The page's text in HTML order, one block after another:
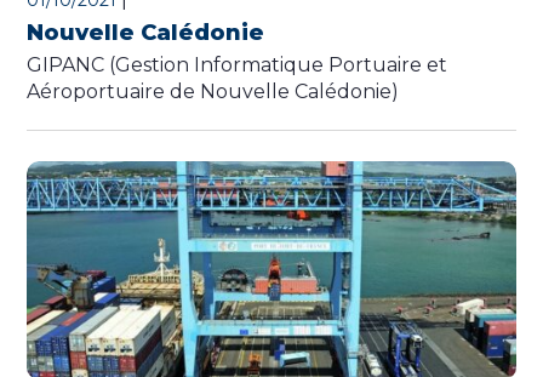
Nouvelle Calédonie
GIPANC (Gestion Informatique Portuaire et
Aéroportuaire de Nouvelle Calédonie)